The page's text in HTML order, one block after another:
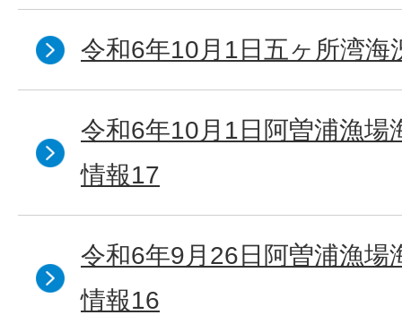
令和6年10月1日五ヶ所湾海
令和6年10月1日阿曽浦漁場
情報17
令和6年9月26日阿曽浦漁場
情報16